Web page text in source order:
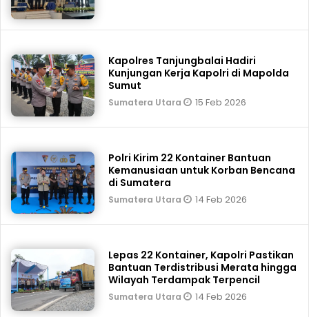
Kapolres Tanjungbalai Hadiri
Kunjungan Kerja Kapolri di Mapolda
Sumut
Sumatera Utara 15 Feb 2026
Polri Kirim 22 Kontainer Bantuan
Kemanusiaan untuk Korban Bencana
di Sumatera
Sumatera Utara 14 Feb 2026
Lepas 22 Kontainer, Kapolri Pastikan
Bantuan Terdistribusi Merata hingga
Wilayah Terdampak Terpencil
Sumatera Utara 14 Feb 2026